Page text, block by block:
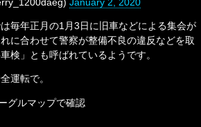
毎年正月の1月3日に旧車などによる集会が
に合わせて警察が整備不良の違反などを取
検」とも呼ばれているようです。
運転で。
グルマップで確認